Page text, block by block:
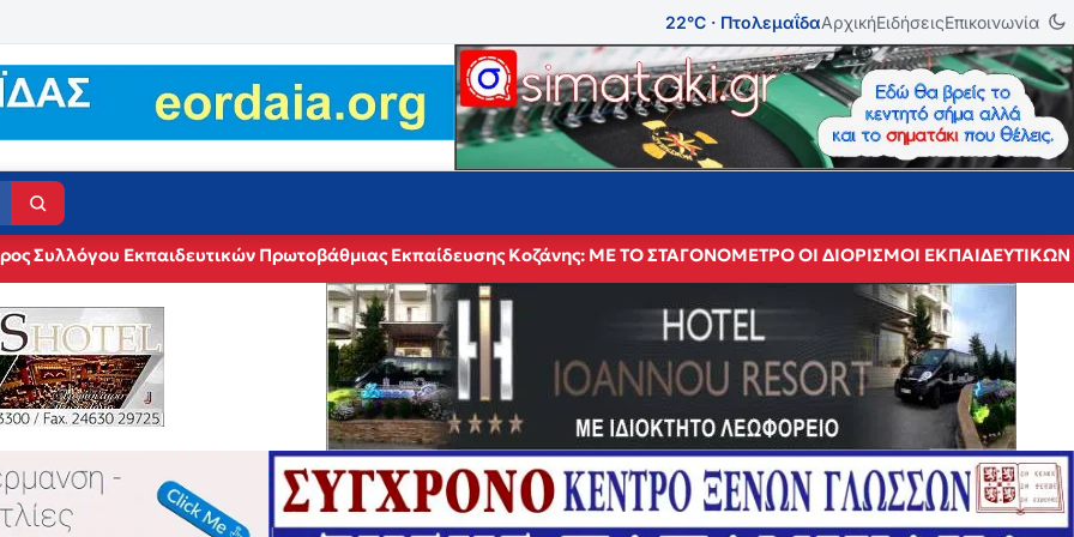
22°C · ΠτολεμαΐδαΑρχικήΕιδήσειςΕπικοινωνία
Συλλόγου Εκπαιδευτικών Πρωτοβάθμιας Εκπαίδευσης Κοζάνης: ΜΕ ΤΟ ΣΤΑΓΟΝΟΜΕΤΡΟ ΟΙ ΔΙΟΡΙΣΜΟΙ